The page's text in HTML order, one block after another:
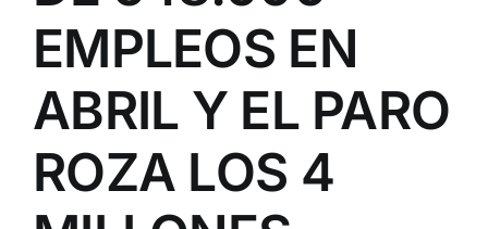
EMPLEOS EN
ABRIL Y EL PARO
ROZA LOS 4